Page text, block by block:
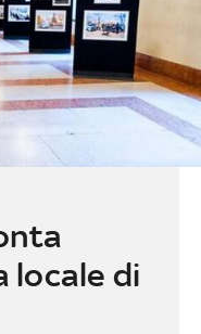
locale di